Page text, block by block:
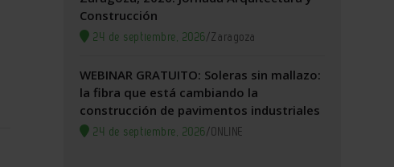
Construcción
24 de septiembre, 2026/Zaragoza
WEBINAR GRATUITO: Soleras sin mallazo:
la fibra que está cambiando la
construcción de pavimentos industriales
24 de septiembre, 2026/ONLINE